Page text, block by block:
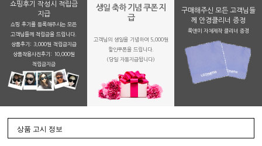
쇼핑후기 작성시 적립금
지급
쇼핑 후기를 등록해주시는 모든
고객님들께 적립금을 드립니다.
상품후기: 3,000원 적립금지급
상품착용사진후기: 10,000원
적립금지금
생일 축하 기념 쿠폰 지
급
고객님의 생일을 기념하여 5,000원
할인쿠폰을 드립니다.
(당일 자동지급됩니다)
구매해주신 모든 고객님들
께 안경클리너 증정
룩앤미 자체제작 클리너 증정
상품 고시 정보